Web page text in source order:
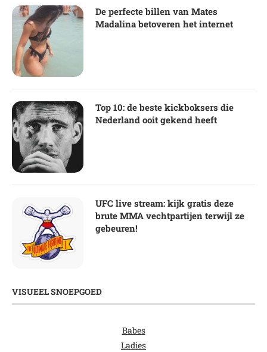
De perfecte billen van Mates
Madalina betoveren het internet
Top 10: de beste kickboksers die
Nederland ooit gekend heeft
UFC live stream: kijk gratis deze
brute MMA vechtpartijen terwijl ze
gebeuren!
VISUEEL SNOEPGOED
Babes
Ladies